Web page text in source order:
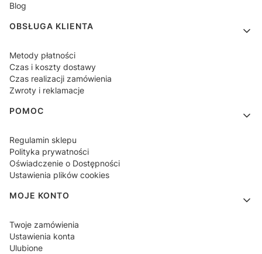
Blog
OBSŁUGA KLIENTA
Metody płatności
Czas i koszty dostawy
Czas realizacji zamówienia
Zwroty i reklamacje
POMOC
Regulamin sklepu
Polityka prywatności
Oświadczenie o Dostępności
Ustawienia plików cookies
MOJE KONTO
Twoje zamówienia
Ustawienia konta
Ulubione